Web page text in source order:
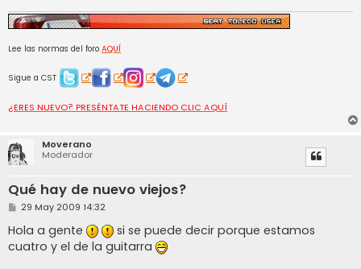
Lee las normas del foro AQUÍ
Sigue a CST
¿ERES NUEVO? PRESÉNTATE HACIENDO CLIC AQUÍ
Moverano
Moderador
Qué hay de nuevo viejos?
M
n
s
a
29 May 2009 14:32
Hola a gente
si se puede decir porque estamos
cuatro y el de la guitarra